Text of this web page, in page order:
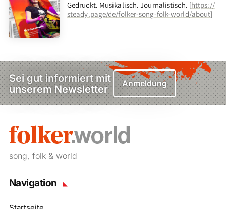
Gedruckt. Musikalisch. Journalistisch. [https://
steady.page/de/folker-song-folk-world/about]
Sei gut informiert mit
unserem Newsletter
Anmeldung
song, folk & world
Navigation